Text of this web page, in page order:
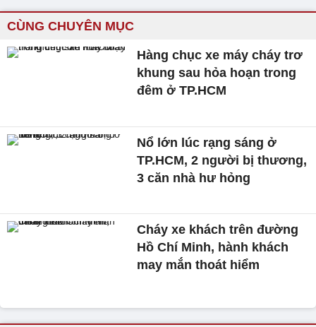
CÙNG CHUYÊN MỤC
Hàng chục xe máy cháy trơ
khung sau hỏa hoạn trong
đêm ở TP.HCM
Nổ lớn lúc rạng sáng ở
TP.HCM, 2 người bị thương,
3 căn nhà hư hỏng
Cháy xe khách trên đường
Hồ Chí Minh, hành khách
may mắn thoát hiểm